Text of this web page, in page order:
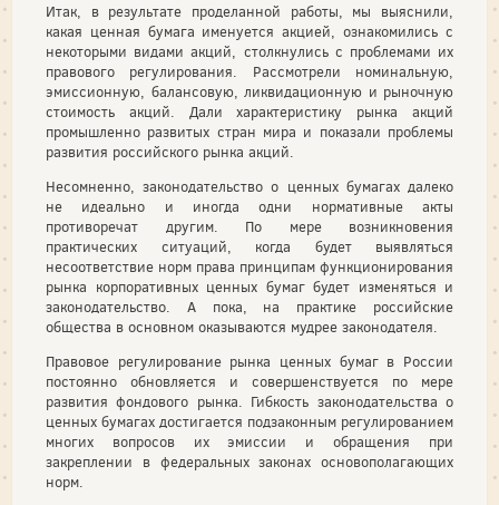
Итак, в результате проделанной работы, мы выяснили,
какая ценная бумага именуется акцией, ознакомились с
некоторыми видами акций, столкнулись с проблемами их
правового регулирования. Рассмотрели номинальную,
эмиссионную, балансовую, ликвидационную и рыночную
стоимость акций. Дали характеристику рынка акций
промышленно развитых стран мира и показали проблемы
развития российского рынка акций.
Несомненно, законодательство о ценных бумагах далеко
не идеально и иногда одни нормативные акты
противоречат другим. По мере возникновения
практических ситуаций, когда будет выявляться
несоответствие норм права принципам функционирования
рынка корпоративных ценных бумаг будет изменяться и
законодательство. А пока, на практике российские
общества в основном оказываются мудрее законодателя.
Правовое регулирование рынка ценных бумаг в России
постоянно обновляется и совершенствуется по мере
развития фондового рынка. Гибкость законодательства о
ценных бумагах достигается подзаконным регулированием
многих вопросов их эмиссии и обращения при
закреплении в федеральных законах основополагающих
норм.